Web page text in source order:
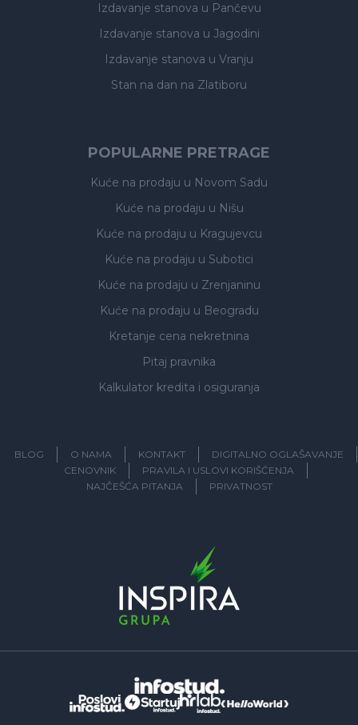
Izdavanje stanova u Pančevu
Izdavanje stanova u Jagodini
Izdavanje stanova u Vranju
Stan na dan na Zlatiboru
POPULARNE PRETRAGE
Kuće na prodaju u Novom Sadu
Kuće na prodaju u Nišu
Kuće na prodaju u Kragujevcu
Kuće na prodaju u Subotici
Kuće na prodaju u Zrenjaninu
Kuće na prodaju u Beogradu
Kretanje cena nekretnina
Pitaj pravnika
Kalkulator kredita i osiguranja
BLOG O NAMA KONTAKT
DIGITALNO OGLAŠAVANJE
CENOVNIK
PRAVILA I USLOVI KORIŠĆENJA
NAJČEŠĆA PITANJA
PRIVATNOST